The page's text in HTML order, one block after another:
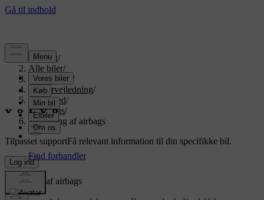
Support/
Alle biler/
EX90 2027 /
Brugervejledning/
Sikkerhed/
Airbags/
Udløsning af airbags
Tilpasset supportFå relevant information til din specifikke bil.
Log ind
Udløsning af airbags